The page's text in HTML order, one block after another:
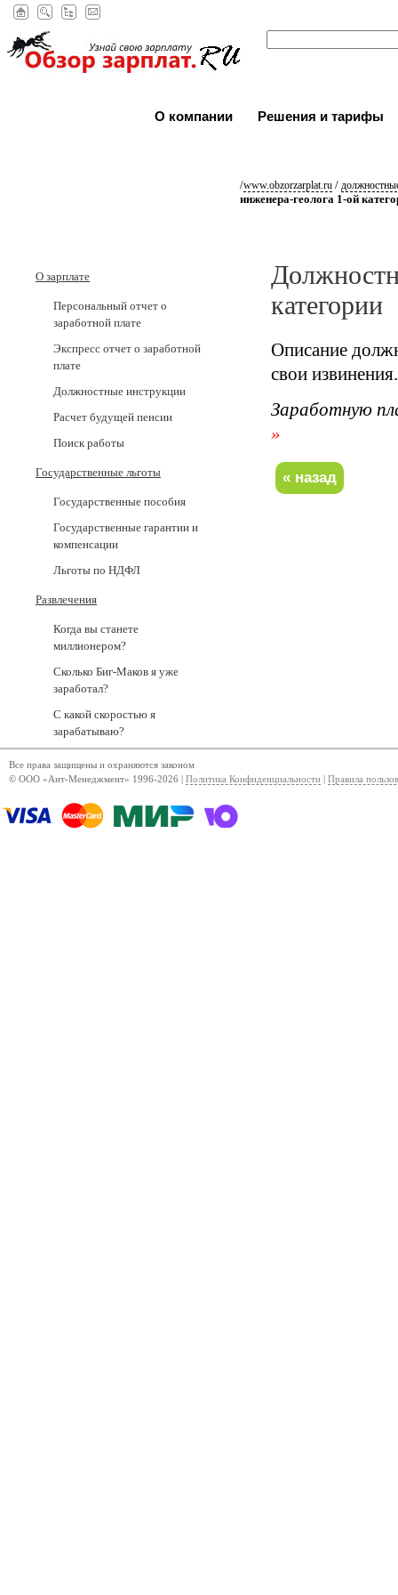
О компании Решения и тарифы
/www.obzorzarplat.ru /
инженера-геолога 1-ой
О зарплате
Персональный отчет о
заработной плате
Экспресс отчет о заработной
плате
Должностные инструкции
Расчет будущей пенсии
Поиск работы
Государственные льготы
Государственные пособия
Государственные гарантии и
компенсации
Льготы по НДФЛ
Развлечения
Когда вы станете
миллионером?
Сколько Биг-Маков я уже
заработал?
С какой скоростью я
зарабатываю?
категории
Описание
свои извинения.
Заработную
»
Все права защищены и охраняются законом
© ООО «Ант-Менеджмент» 1996-2026 | Политика Конфиденциальности Правила